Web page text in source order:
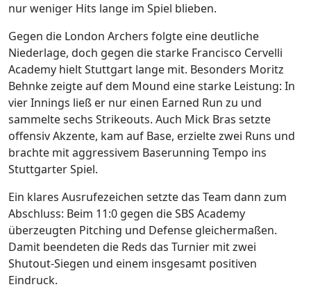
nur weniger Hits lange im Spiel blieben.
Gegen die London Archers folgte eine deutliche
Niederlage, doch gegen die starke Francisco Cervelli
Academy hielt Stuttgart lange mit. Besonders Moritz
Behnke zeigte auf dem Mound eine starke Leistung: In
vier Innings ließ er nur einen Earned Run zu und
sammelte sechs Strikeouts. Auch Mick Bras setzte
offensiv Akzente, kam auf Base, erzielte zwei Runs und
brachte mit aggressivem Baserunning Tempo ins
Stuttgarter Spiel.
Ein klares Ausrufezeichen setzte das Team dann zum
Abschluss: Beim 11:0 gegen die SBS Academy
überzeugten Pitching und Defense gleichermaßen.
Damit beendeten die Reds das Turnier mit zwei
Shutout-Siegen und einem insgesamt positiven
Eindruck.